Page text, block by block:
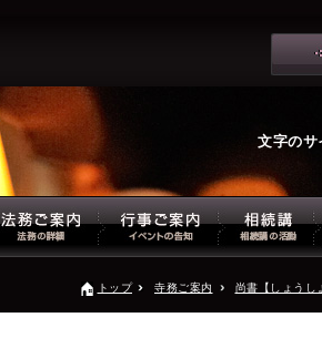
文字のサ
トップ 寺務ご案内 尚書【しょうし